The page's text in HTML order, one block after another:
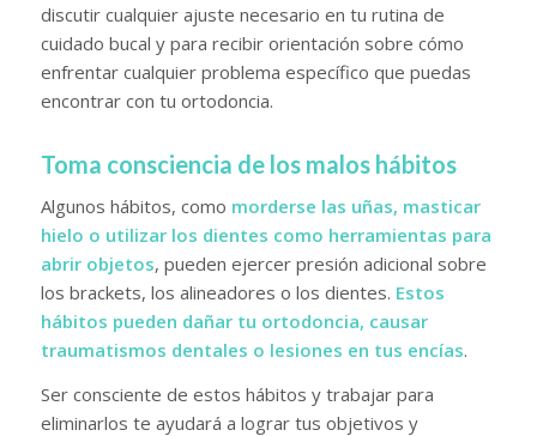
discutir cualquier ajuste necesario en tu rutina de
cuidado bucal y para recibir orientación sobre cómo
enfrentar cualquier problema específico que puedas
encontrar con tu ortodoncia.
Toma consciencia de los malos hábitos
Algunos hábitos, como morderse las uñas, masticar
hielo o utilizar los dientes como herramientas para
abrir objetos, pueden ejercer presión adicional sobre
los brackets, los alineadores o los dientes. Estos
hábitos pueden dañar tu ortodoncia, causar
traumatismos dentales o lesiones en tus encías.
Ser consciente de estos hábitos y trabajar para
eliminarlos te ayudará a lograr tus objetivos y